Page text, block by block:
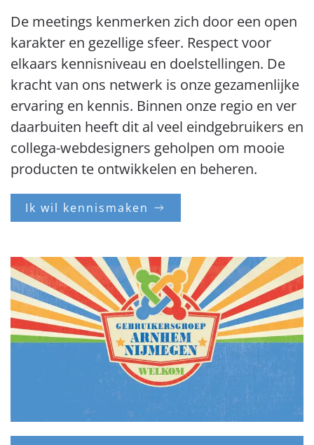
De meetings kenmerken zich door een open
karakter en gezellige sfeer. Respect voor
elkaars kennisniveau en doelstellingen. De
kracht van ons netwerk is onze gezamenlijke
ervaring en kennis. Binnen onze regio en ver
daarbuiten heeft dit al veel eindgebruikers en
collega-webdesigners geholpen om mooie
producten te ontwikkelen en beheren.
Ik wil kennismaken